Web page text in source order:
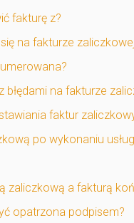
fakturę z?
na fakturze
na fakturze
faktur
po wykonaniu
zaliczkową a fakturą
opatrzona podpisem?